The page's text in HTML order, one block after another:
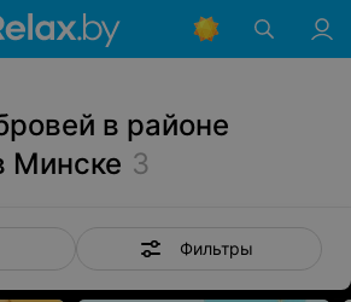
в районе
Минске 3
Фильтры